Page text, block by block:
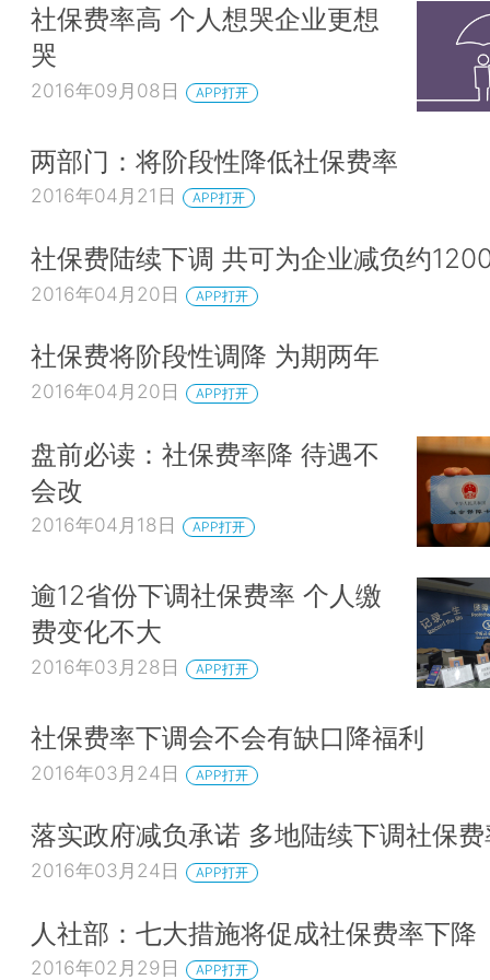
社保费率高 个人想哭企业更想
哭
2016年09月08日 APP打开
两部门：将阶段性降低社保费率
2016年04月21日 APP打开
社保费陆续下调 共可为企业减负约
2016年04月20日 APP打开
社保费将阶段性调降 为期两年
2016年04月20日 APP打开
盘前必读：社保费率降 待遇不
会改
2016年04月18日 APP打开
逾12省份下调社保费率 个人缴
费变化不大
2016年03月28日 APP打开
社保费率下调会不会有缺口降福利
2016年03月24日 APP打开
落实政府减负承诺 多地陆续下调社保
2016年03月24日 APP打开
人社部：七大措施将促成社保费率下降
2016年02月29日 APP打开